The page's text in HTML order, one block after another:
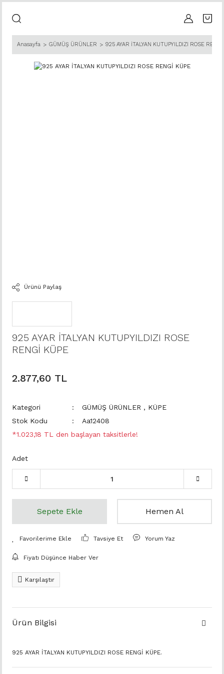
Anasayfa GÜMÜŞ ÜRÜNLER 925 AYAR İTALYAN KUTUPYILDIZI ROSE
Ürünü Paylaş
925 AYAR İTALYAN KUTUPYILDIZI ROSE
RENGİ KÜPE
2.877,60 TL
Kategori GÜMÜŞ ÜRÜNLER , KÜPE
Stok Kodu
Aa12408
*1.023,18 TL den başlayan taksitlerle!
Adet
Sepete Ekle Hemen Al
Tavsiye Et Yorum Yaz
Fiyatı Düşünce Haber Ver
Karşılaştır
Ürün Bilgisi
925 AYAR İTALYAN KUTUPYILDIZI ROSE RENGİ KÜPE.